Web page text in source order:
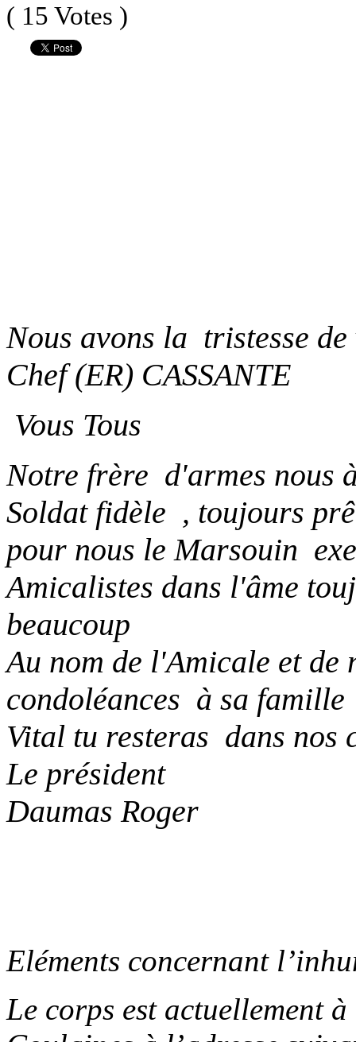
( 15 Votes )
Nous avons la tristesse
Chef (ER) CASSANTE
Vous Tous
Notre frère d'armes nous
Soldat fidèle , toujours
pour nous le Marsouin
Amicalistes dans l'âme
beaucoup
Au nom de l'Amicale et de
condoléances à sa famille
Vital tu resteras dans nos
Le président
Daumas Roger
Eléments concernant
Le corps est actuellement